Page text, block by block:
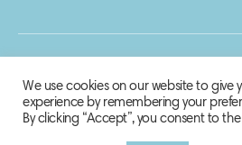
We use cookies on our website to give
experience by remembering your
By clicking “Accept”, you consent to